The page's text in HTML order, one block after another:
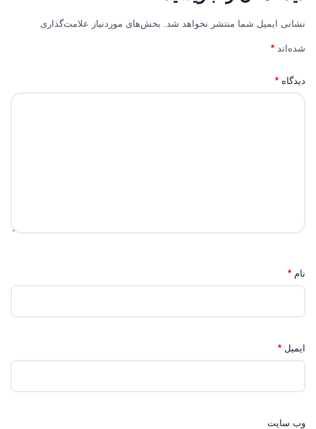
نشانی ایمیل شما منتشر نخواهد شد. بخش‌های موردنیاز علامت‌گذاری
شده‌اند *
دیدگاه *
نام *
ایمیل *
وب‌ سایت